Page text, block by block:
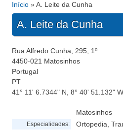
Está aqui
Início » A. Leite da Cunha
A. Leite da Cunha
Rua Alfredo Cunha, 295, 1º
4450-021 Matosinhos
Portugal
PT
41° 11' 6.7344" N, 8° 40' 51.132" W
Matosinhos
Especialidades:
Ortopedia,